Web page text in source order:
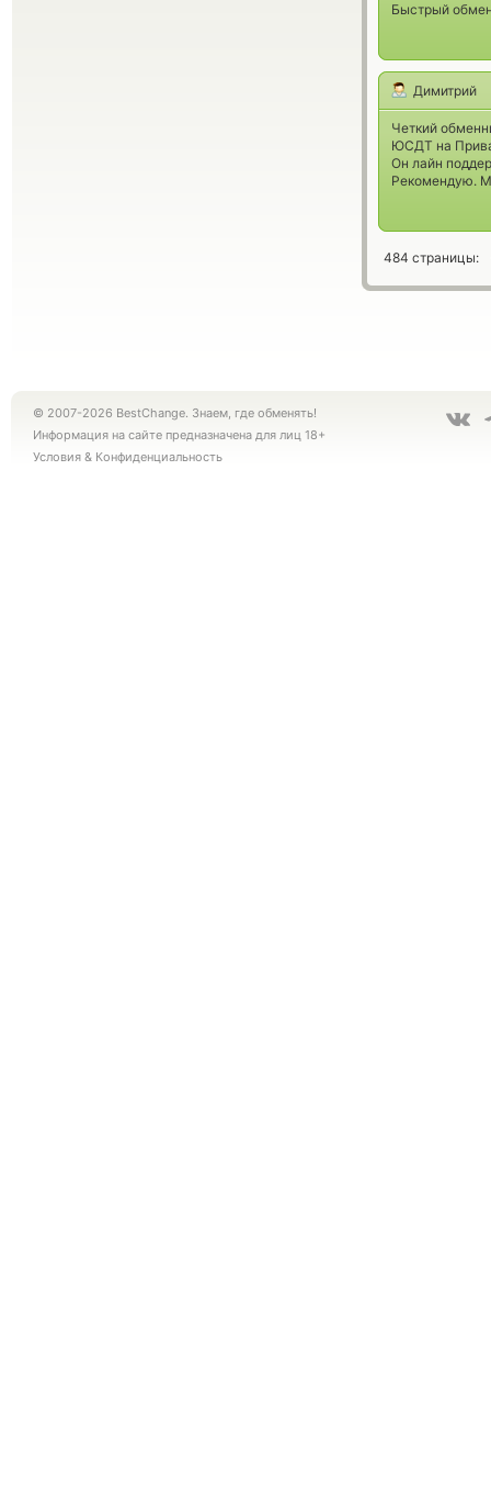
Быстрый
Димитрий
Четкий
ЮСДТ на
Он лайн
Рекомендую.
484 страницы:
© 2007-2026 BestChange. Знаем, где обменять!
Информация на сайте предназначена для лиц 18+
Условия & Конфиденциальность